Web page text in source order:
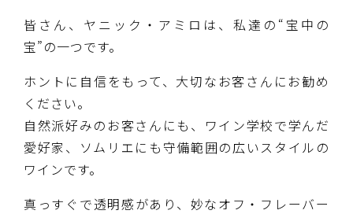
皆さん、ヤニック・アミロは、私達の“宝中の
宝”の一つです。
ホントに自信をもって、大切なお客さんにお勧め
ください。
自然派好みのお客さんにも、ワイン学校で学んだ
愛好家、ソムリエにも守備範囲の広いスタイルの
ワインです。
真っすぐで透明感があり、妙なオフ・フレーバー